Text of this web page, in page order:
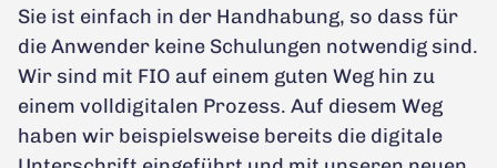
Sie ist einfach in der Handhabung, so dass für
die Anwender keine Schulungen notwendig sind.
Wir sind mit FIO auf einem guten Weg hin zu
einem volldigitalen Prozess. Auf diesem Weg
haben wir beispielsweise bereits die digitale